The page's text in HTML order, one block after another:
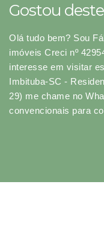
Gostou
Olá tudo bem? Sou
imóveis Creci nº
interesse em visitar
Imbituba-SC -
29) me chame no
convencionais para